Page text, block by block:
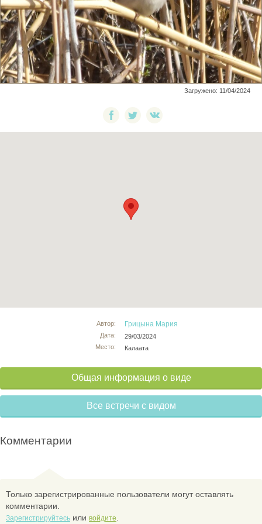
Загружено: 11/04/2024
Автор:
Дата:
Место:
Грицына Мария
29/03/2024
Калаата
Общая информация о виде
Все встречи с видом
Комментарии
Только зарегистрированные пользователи могут оставлять
комментарии.
Зарегистрируйтесь или войдите